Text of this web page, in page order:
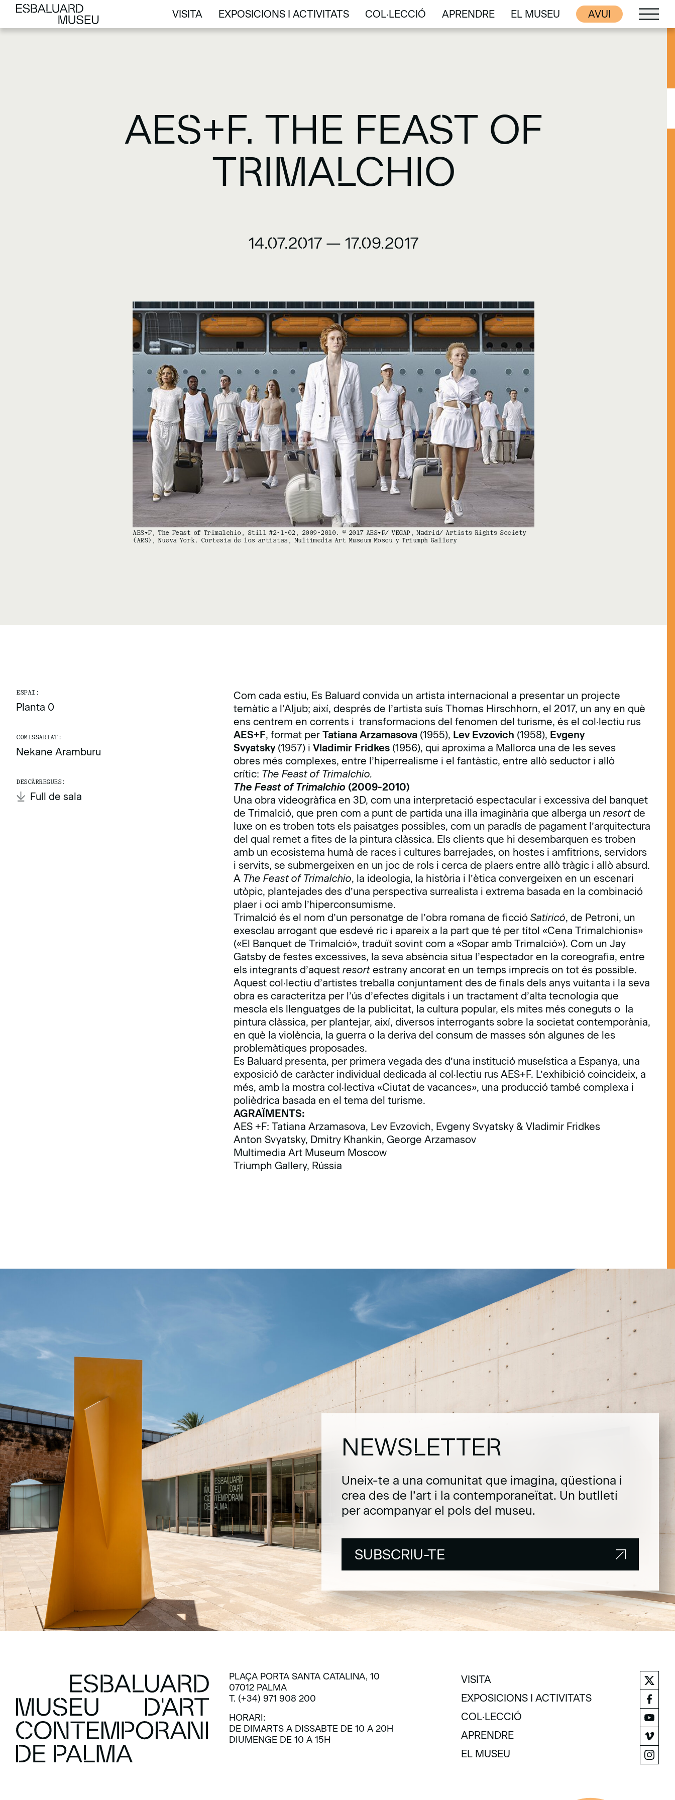
VISITA
VISITA
EXPOSICIONS I ACTIVITATS
EXPOSICIONS I ACTIVITATS
COL·LECCIÓ
COL·LECCIÓ
APRENDRE
APRENDRE
EL MUSEU
EL MUSEU
AVUI
AES+F. THE FEAST OF
TRIMALCHIO
14.07.2017 — 17.09.2017
AES+F, The Feast of Trimalchio, Still #2-1-02, 2009-2010. © 2017 AES+F/ VEGAP, Madrid/ Artists Rights Society
(ARS), Nueva York. Cortesía de los artistas, Multimedia Art Museum Moscú y Triumph Gallery
ESPAI:
Planta 0
COMISSARIAT:
Nekane Aramburu
DESCÀRREGUES:
Full de sala
Com cada estiu, Es Baluard convida un artista internacional a presentar un projecte
temàtic a l’Aljub; així, després de l’artista suís Thomas Hirschhorn, el 2017, un any en què
ens centrem en corrents i transformacions del fenomen del turisme, és el col·lectiu rus
AES+F, format per Tatiana Arzamasova(1955), Lev Evzovich (1958), Evgeny
Svyatsky(1957) i Vladimir Fridkes(1956), qui aproxima a Mallorca una de les seves
obres més complexes, entre l’hiperrealisme i el fantàstic, entre allò seductor i allò
crític: The Feast of Trimalchio.
The Feast of Trimalchio(2009-2010)
Una obra videogràfica en 3D, com una interpretació espectacular i excessiva del banquet
de Trimalció, que pren com a punt de partida una illa imaginària que alberga un resortde
luxe on es troben tots els paisatges possibles, com un paradís de pagament l’arquitectura
del qual remet a fites de la pintura clàssica. Els clients que hi desembarquen es troben
amb un ecosistema humà de races i cultures barrejades, on hostes i amfitrions, servidors
i servits, se submergeixen en un joc de rols i cerca de plaers entre allò tràgic i allò absurd.
A The Feast of Trimalchio, la ideologia, la història i l’ètica convergeixen en un escenari
utòpic, plantejades des d’una perspectiva surrealista i extrema basada en la combinació
plaer i oci amb l’hiperconsumisme.
Trimalció és el nom d’un personatge de l’obra romana de ficció Satiricó, de Petroni, un
exesclau arrogant que esdevé ric i apareix a la part que té per títol «Cena Trimalchionis»
(«El Banquet de Trimalció», traduït sovint com a «Sopar amb Trimalció»). Com un Jay
Gatsby de festes excessives, la seva absència situa l’espectador en la coreografia, entre
els integrants d’aquest resortestrany ancorat en un temps imprecís on tot és possible.
Aquest col·lectiu d’artistes treballa conjuntament des de finals dels anys vuitanta i la seva
obra es caracteritza per l’ús d’efectes digitals i un tractament d’alta tecnologia que
mescla els llenguatges de la publicitat, la cultura popular, els mites més coneguts o la
pintura clàssica, per plantejar, així, diversos interrogants sobre la societat contemporània,
en què la violència, la guerra o la deriva del consum de masses són algunes de les
problemàtiques proposades.
Es Baluard presenta, per primera vegada des d’una institució museística a Espanya, una
exposició de caràcter individual dedicada al col·lectiu rus AES+F. L’exhibició coincideix, a
més, amb la mostra col·lectiva «Ciutat de vacances», una producció també complexa i
polièdrica basada en el tema del turisme.
AGRAÏMENTS:
AES +F: Tatiana Arzamasova, Lev Evzovich, Evgeny Svyatsky & Vladimir Fridkes
Anton Svyatsky, Dmitry Khankin, George Arzamasov
Multimedia Art Museum Moscow
Triumph Gallery, Rússia
NEWSLETTER
Uneix-te a una comunitat que imagina, qüestiona i
crea des de l’art i la contemporaneïtat. Un butlletí
per acompanyar el pols del museu.
SUBSCRIU-TE
PLAÇA PORTA SANTA CATALINA, 10
07012 PALMA
T. (+34) 971 908 200
HORARI:
DE DIMARTS A DISSABTE DE 10 A 20H
DIUMENGE DE 10 A 15H
VISITA
VISITA
EXPOSICIONS I ACTIVITATS
EXPOSICIONS I ACTIVITATS
COL·LECCIÓ
COL·LECCIÓ
APRENDRE
APRENDRE
EL MUSEU